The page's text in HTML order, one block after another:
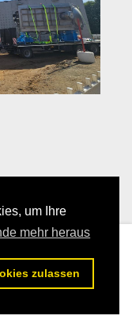
um Ihre
mehr heraus
zulassen14